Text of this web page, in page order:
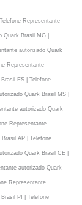
Representante
Brasil MG |
autorizado Quark
Representante
ES | Telefone
Quark Brasil MS |
autorizado Quark
Representante
AP | Telefone
Quark Brasil CE |
autorizado Quark
Representante
PI | Telefone